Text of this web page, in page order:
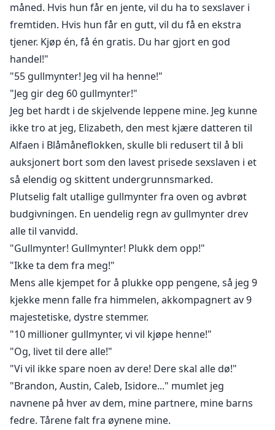
til å bli auksjonert bort som den lavest prisede
sexslaven på et underjordisk marked.
"10 millioner gullmynter, vi vil ha henne!" erklærte 9
kjekke menn.
måned. Hvis hun får en jente, vil du ha to sexslaver i
fremtiden. Hvis hun får en gutt, vil du få en ekstra
tjener. Kjøp én, få én gratis. Du har gjort en god
handel!"
"55 gullmynter! Jeg vil ha henne!"
"Jeg gir deg 60 gullmynter!"
Jeg bet hardt i de skjelvende leppene mine. Jeg kunne
ikke tro at jeg, Elizabeth, den mest kjære datteren til
Alfaen i Blåmåneflokken, skulle bli redusert til å bli
auksjonert bort som den lavest prisede sexslaven i et
så elendig og skittent undergrunnsmarked.
Plutselig falt utallige gullmynter fra oven og avbrøt
budgivningen. En uendelig regn av gullmynter drev
alle til vanvidd.
"Gullmynter! Gullmynter! Plukk dem opp!"
"Ikke ta dem fra meg!"
Mens alle kjempet for å plukke opp pengene, så jeg 9
kjekke menn falle fra himmelen, akkompagnert av 9
majestetiske, dystre stemmer.
"10 millioner gullmynter, vi vil kjøpe henne!"
"Og, livet til dere alle!"
"Vi vil ikke spare noen av dere! Dere skal alle dø!"
"Brandon, Austin, Caleb, Isidore..." mumlet jeg
navnene på hver av dem, mine partnere, mine barns
fedre. Tårene falt fra øynene mine.